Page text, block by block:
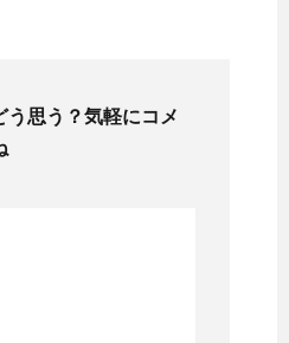
う思う？気軽にコメ